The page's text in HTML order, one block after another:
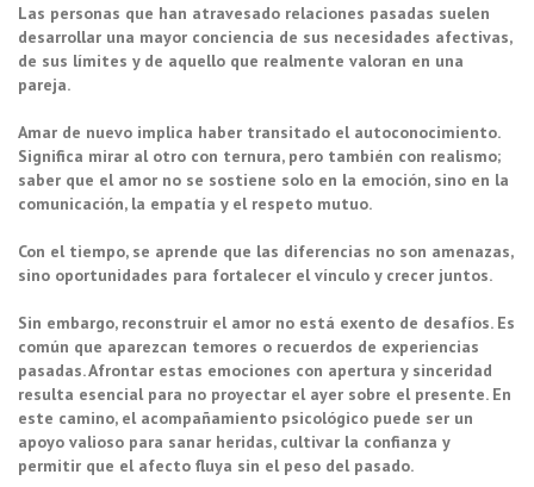
Las personas que han atravesado relaciones pasadas suelen
desarrollar una mayor conciencia de sus necesidades afectivas,
de sus límites y de aquello que realmente valoran en una
pareja.
Amar de nuevo implica haber transitado el autoconocimiento.
Significa mirar al otro con ternura, pero también con realismo;
saber que el amor no se sostiene solo en la emoción, sino en la
comunicación, la empatía y el respeto mutuo.
Con el tiempo, se aprende que las diferencias no son amenazas,
sino oportunidades para fortalecer el vínculo y crecer juntos.
Sin embargo, reconstruir el amor no está exento de desafíos. Es
común que aparezcan temores o recuerdos de experiencias
pasadas. Afrontar estas emociones con apertura y sinceridad
resulta esencial para no proyectar el ayer sobre el presente. En
este camino, el acompañamiento psicológico puede ser un
apoyo valioso para sanar heridas, cultivar la confianza y
permitir que el afecto fluya sin el peso del pasado.